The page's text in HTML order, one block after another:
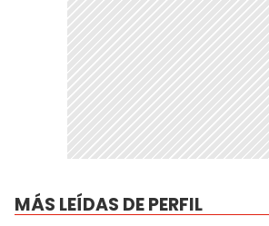
MÁS LEÍDAS DE PERFIL